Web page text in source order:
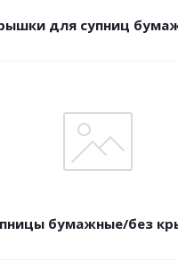
для супниц
бумажные/без